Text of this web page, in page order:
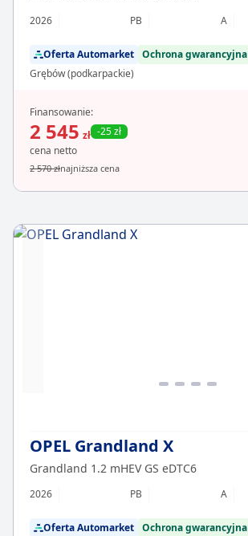
2026 PB A
Oferta Automarket Ochrona gwarancyjna
Grębów (podkarpackie)
Finansowanie:
2 545 zł -25 zł
cena netto
2 570 złnajniższa cena
OPEL Grandland X
Grandland 1.2 mHEV GS eDTC6
2026 PB A
Oferta Automarket Ochrona gwarancyjna